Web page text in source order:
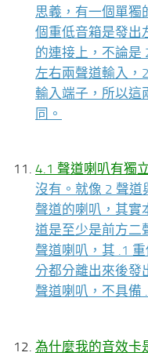
思義，有一個單獨
個重低音箱是發出
的連接上，不論是
左右兩聲道輸入，
輸入端子，所以這
同。
4.1 聲道喇叭有獨
沒有。就像 2 聲道
聲道的喇叭，其實
道是至少是前方二
聲道喇叭，其 .1
分都分離出來後發
聲道喇叭，不具備
為什麼我的音效卡